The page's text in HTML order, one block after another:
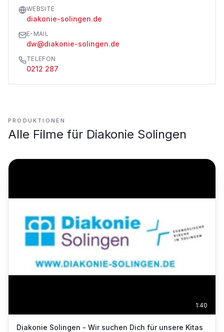
WEBSITE
diakonie-solingen.de
E-MAIL
dw@diakonie-solingen.de
TELEFON
0212 287
PRODUKTIONEN
Alle Filme für Diakonie Solingen
1:40
Diakonie Solingen - Wir suchen Dich für unsere Kitas